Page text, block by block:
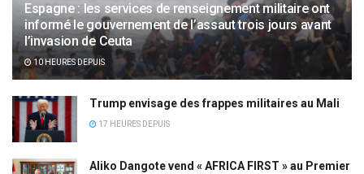
Espagne : les services de renseignement militaire ont
informé le gouvernement de l’assaut trois jours avant
l’invasion de Ceuta
10 HEURES DEPUIS
Trump envisage des frappes militaires au Mali
17 HEURES DEPUIS
Aliko Dangote vend « AFRICA FIRST » au Premier